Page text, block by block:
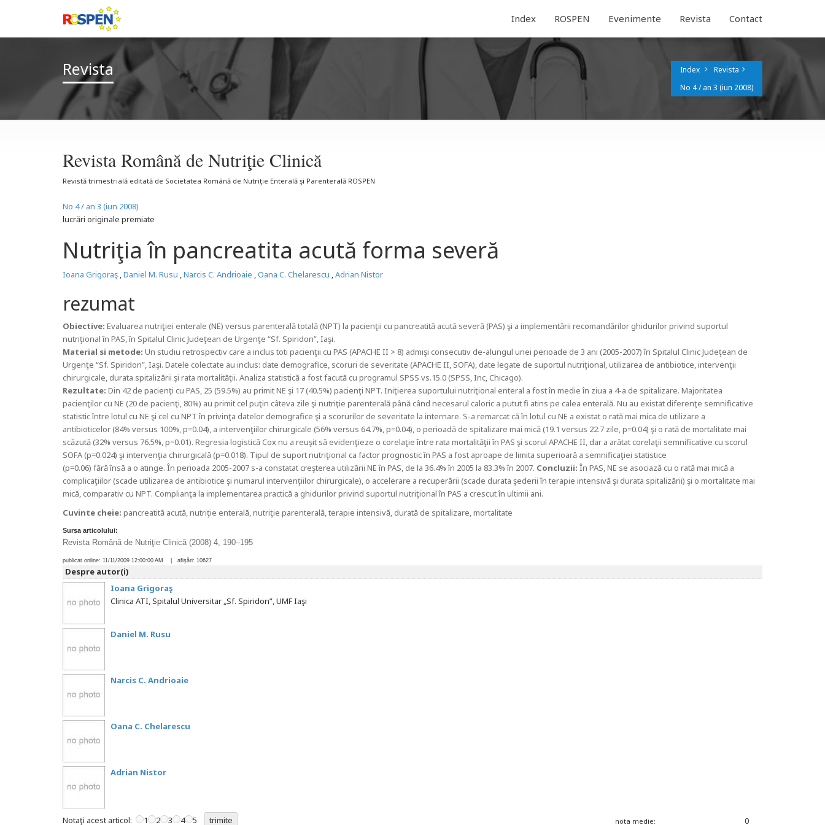
Index ROSPEN Evenimente Revista Contact
Revista Index
Revista
No 4 / an 3 (iun 2008)
Revista Română de Nutriţie Clinică
Revistă trimestrială editată de Societatea Română de Nutriţie Enterală şi Parenterală ROSPEN
No 4 / an 3 (iun 2008)
lucrări originale premiate
Nutriţia în pancreatita acută forma severă
Ioana Grigoraş ,Daniel M. Rusu ,Narcis C. Andrioaie ,Oana C. Chelarescu ,Adrian Nistor
rezumat
Obiective: Evaluarea nutriţiei enterale (NE) versus parenterală totală (NPT) la pacienţii cu pancreatită acută severă (PAS) şi a implementării recomandărilor ghidurilor privind suportul
nutriţional în PAS, în Spitalul Clinic Judeţean de Urgenţe “Sf. Spiridon”, Iaşi.
Material si metode: Un studiu retrospectiv care a inclus toti pacienţii cu PAS (APACHE II > 8) admişi consecutiv de-alungul unei perioade de 3 ani (2005-2007) în Spitalul Clinic Judeţean de
Urgenţe “Sf. Spiridon”, Iaşi. Datele colectate au inclus: date demografice, scoruri de severitate (APACHE II, SOFA), date legate de suportul nutriţional, utilizarea de antibiotice, intervenţii
chirurgicale, durata spitalizării şi rata mortalităţii. Analiza statistică a fost facută cu programul SPSS vs.15.0 (SPSS, Inc, Chicago).
Rezultate: Din 42 de pacienţi cu PAS, 25 (59.5%) au primit NE şi 17 (40.5%) pacienţi NPT. Iniţierea suportului nutriţional enteral a fost în medie în ziua a 4-a de spitalizare. Majoritatea
pacienţilor cu NE (20 de pacienţi, 80%) au primit cel puţin câteva zile şi nutriţie parenterală până când necesarul caloric a putut fi atins pe calea enterală. Nu au existat diferenţe semnificative
statistic între lotul cu NE şi cel cu NPT în privinţa datelor demografice şi a scorurilor de severitate la internare. S-a remarcat că în lotul cu NE a existat o rată mai mica de utilizare a
antibioticelor (84% versus 100%, p=0.04), a intervenţiilor chirurgicale (56% versus 64.7%, p=0.04), o perioadă de spitalizare mai mică (19.1 versus 22.7 zile, p=0.04) şi o rată de mortalitate mai
scăzută (32% versus 76.5%, p=0.01). Regresia logistică Cox nu a reuşit să evidenţieze o corelaţie între rata mortalităţii în PAS şi scorul APACHE II, dar a arătat corelaţii semnificative cu scorul
SOFA (p=0.024) şi intervenţia chirurgicală (p=0.018). Tipul de suport nutriţional ca factor prognostic în PAS a fost aproape de limita superioară a semnificaţiei statistice
(p=0.06) fără însă a o atinge. În perioada 2005-2007 s-a constatat creşterea utilizării NE în PAS, de la 36.4% în 2005 la 83.3% în 2007. Concluzii: În PAS, NE se asociază cu o rată mai mică a
complicaţiilor (scade utilizarea de antibiotice şi numarul intervenţiilor chirurgicale), o accelerare a recuperării (scade durata şederii în terapie intensivă şi durata spitalizării) şi o mortalitate mai
mică, comparativ cu NPT. Complianţa la implementarea practică a ghidurilor privind suportul nutriţional în PAS a crescut în ultimii ani.
Cuvinte cheie: pancreatită acută, nutriţie enterală, nutriţie parenterală, terapie intensivă, durată de spitalizare, mortalitate
Sursa articolului:
Revista Română de Nutriţie Clinică (2008) 4, 190–195
publicat online: 11/11/2009 12:00:00 AM | afişări: 10627
Despre autor(i)
Ioana Grigoraş
Clinica ATI, Spitalul Universitar „Sf. Spiridon”, UMF Iaşi
Daniel M. Rusu
Narcis C. Andrioaie
Oana C. Chelarescu
Adrian Nistor
Notaţi acest articol: 1 2 3 4 5 nota medie: 0